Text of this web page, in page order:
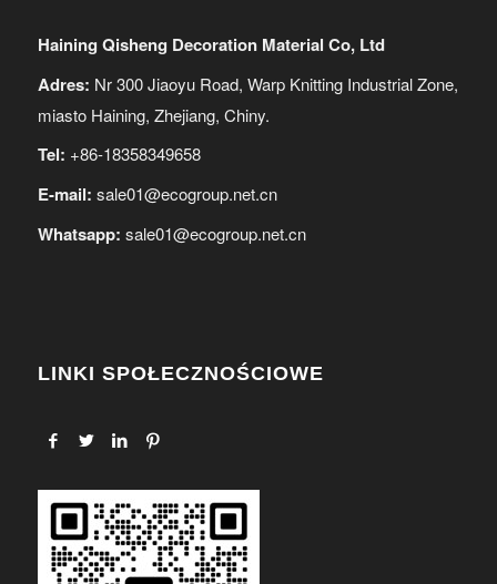
Haining Qisheng Decoration Material Co, Ltd
Adres: Nr 300 Jiaoyu Road, Warp Knitting Industrial Zone,
miasto Haining, Zhejiang, Chiny.
Tel: +86-18358349658
E-mail: sale01@ecogroup.net.cn
Whatsapp: sale01@ecogroup.net.cn
LINKI SPOŁECZNOŚCIOWE